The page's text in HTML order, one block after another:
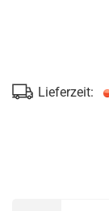
Lieferzeit: